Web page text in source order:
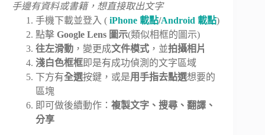
手邊有資料或書籍，想直接取出文字
手機下載並登入 ( iPhone 載點/Android 載點)
點擊 Google Lens 圖示(類似相框的圖示)
往左滑動 ，變更成文件模式 ，並拍攝相片
淺白色框框即是有成功偵測的文字區域
下方有全選按鍵，或是用手指去點選想要的
區塊
即可做後續動作： 複製文字、搜尋、翻譯、
分享